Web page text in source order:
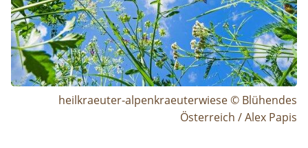
heilkraeuter-alpenkraeuterwiese © Blühendes
Österreich / Alex Papis